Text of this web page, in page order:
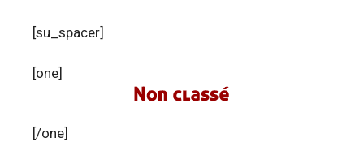
[su_spacer]
[one]
[/one]